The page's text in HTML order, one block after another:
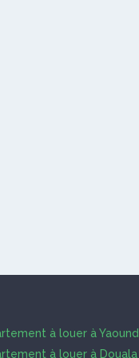
à louer à
à louer à Douala